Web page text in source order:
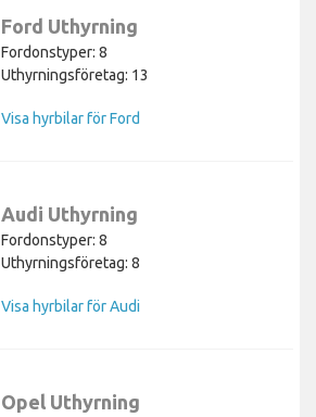
Ford Uthyrning
Fordonstyper: 8
Uthyrningsföretag: 13
Visa hyrbilar för Ford
Audi Uthyrning
Fordonstyper: 8
Uthyrningsföretag: 8
Visa hyrbilar för Audi
Opel Uthyrning